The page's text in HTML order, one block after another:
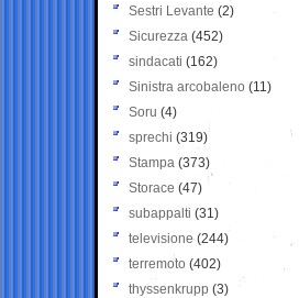
Sestri Levante (2)
Sicurezza (452)
sindacati (162)
Sinistra arcobaleno (11)
Soru (4)
sprechi (319)
Stampa (373)
Storace (47)
subappalti (31)
televisione(244)
terremoto (402)
thyssenkrupp (3)